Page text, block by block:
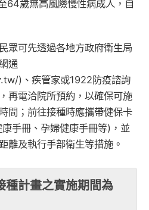
64歲無高風險慢性病成人，自
眾可先透過各地方政府衛生局
通
)、疾管家或1922防疫諮詢
再電洽院所預約，以確保可施
間；前往接種時應攜帶健保卡
手冊、孕婦健康手冊等)，並
離及執行手部衛生等措施。
種計畫之實施期間為